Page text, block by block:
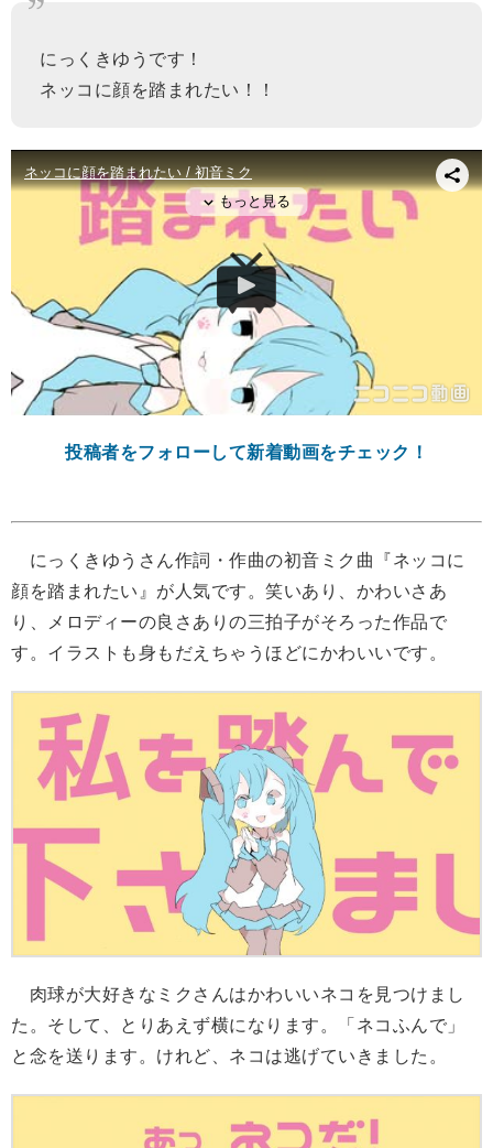
にっくきゆうです！
ネッコに顔を踏まれたい！！
投稿者をフォローして新着動画をチェック！
にっくきゆうさん作詞・作曲の初音ミク曲『ネッコに
顔を踏まれたい』が人気です。笑いあり、かわいさあ
り、メロディーの良さありの三拍子がそろった作品で
す。イラストも身もだえちゃうほどにかわいいです。
肉球が大好きなミクさんはかわいいネコを見つけまし
た。そして、とりあえず横になります。「ネコふんで」
と念を送ります。けれど、ネコは逃げていきました。